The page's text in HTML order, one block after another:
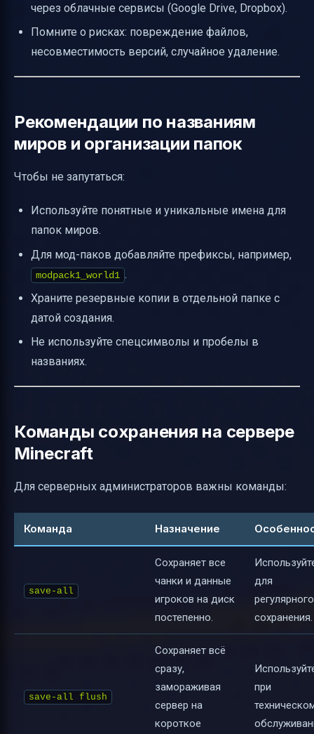
через облачные сервисы (Google Drive, Dropbox).
Помните о рисках: повреждение файлов,
несовместимость версий, случайное удаление.
Рекомендации по названиям
миров и организации папок
Чтобы не запутаться:
Используйте понятные и уникальные имена для
папок миров.
Для мод-паков добавляйте префиксы, например,
modpack1_world1 .
Храните резервные копии в отдельной папке с
датой создания.
Не используйте спецсимволы и пробелы в
названиях.
Команды сохранения на сервере
Minecraft
Для серверных администраторов важны команды:
Команда Назначение
save-all
Сохраняет все
чанки и данные
игроков на диск
постепенно.
для
регулярного
сохранения.
save-all flush
Сохраняет всё
сразу,
замораживая
сервер на
короткое
при